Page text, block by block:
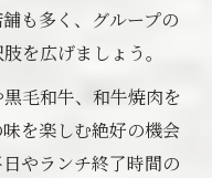
喫するポイント
い選び方ガイド
の魅力と特徴
題店の探し方
題の注目店舗
も多く、グループの
を広げましょう。
毛和牛、和牛焼肉を
を楽しむ絶好の機会
やランチ終了時間の